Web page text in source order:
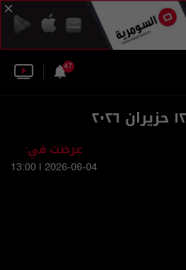
47
عرضت في:
2026-06-04 | 13:00